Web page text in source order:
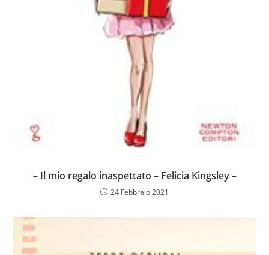
– Il mio regalo inaspettato – Felicia Kingsley –
24 Febbraio 2021